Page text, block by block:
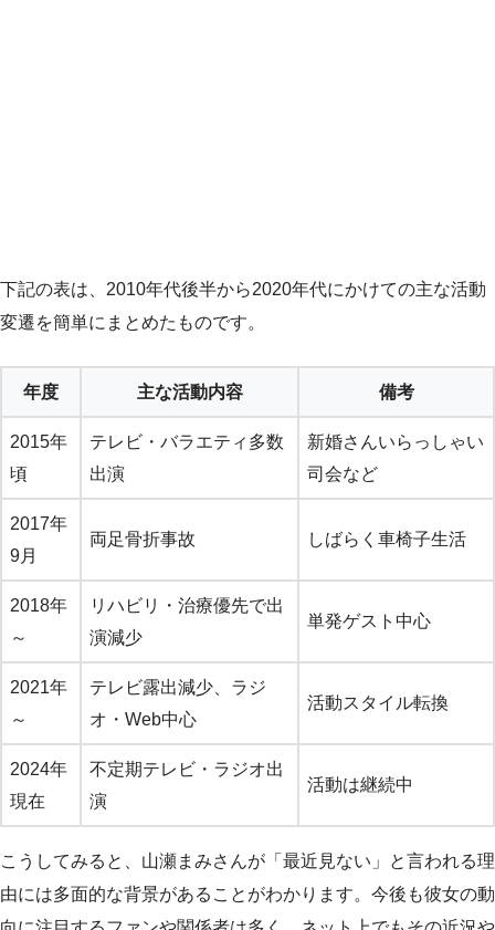
下記の表は、2010年代後半から2020年代にかけての主な活動
変遷を簡単にまとめたものです。
年度 主な活動内容 備考
2015年
頃
テレビ・バラエティ多数
出演
新婚さんいらっしゃい
司会など
2017年
9月
両足骨折事故 しばらく車椅子生活
2018年
～
リハビリ・治療優先で出
演減少
単発ゲスト中心
2021年
～
テレビ露出減少、ラジ
オ・Web中心
活動スタイル転換
2024年
現在
不定期テレビ・ラジオ出
演
活動は継続中
こうしてみると、山瀬まみさんが「最近見ない」と言われる理
由には多面的な背景があることがわかります。今後も彼女の動